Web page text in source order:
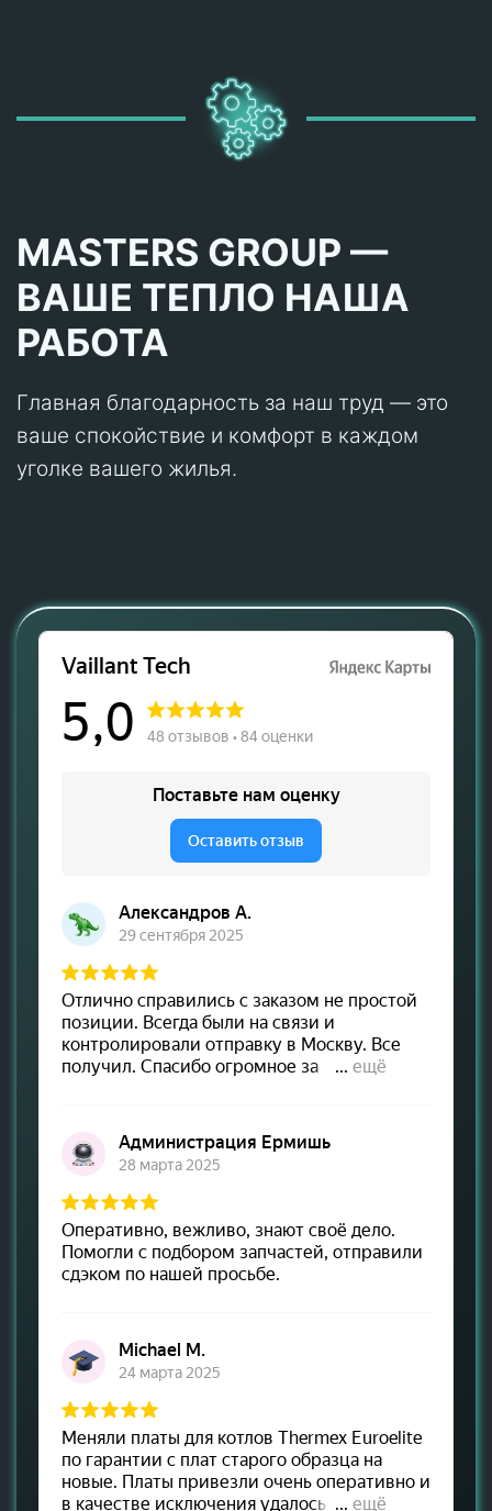
MASTERS GROUP —
ВАШЕ ТЕПЛО НАША
РАБОТА
Главная благодарность за наш труд — это
ваше спокойствие и комфорт в каждом
уголке вашего жилья.